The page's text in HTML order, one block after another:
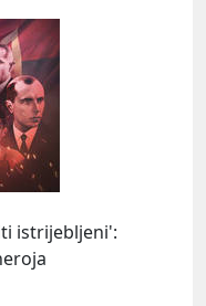
istrijebljeni':